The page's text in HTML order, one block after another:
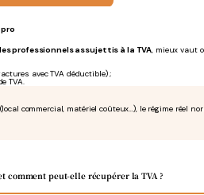
pro
professionnels assujettis à la TVA, mieux vaut
avec TVA déductible) ;
TVA.
(local commercial, matériel coûteux…), le régime réel
comment peut-elle récupérer la TVA ?